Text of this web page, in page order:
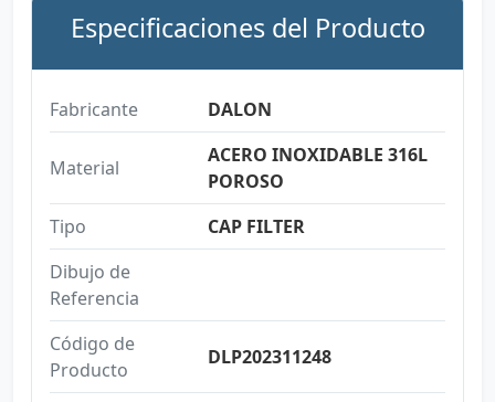
Especificaciones del Producto
Fabricante DALON
Material
ACERO INOXIDABLE 316L
POROSO
Tipo
CAP FILTER
Dibujo de
Referencia
Código de
Producto
DLP202311248